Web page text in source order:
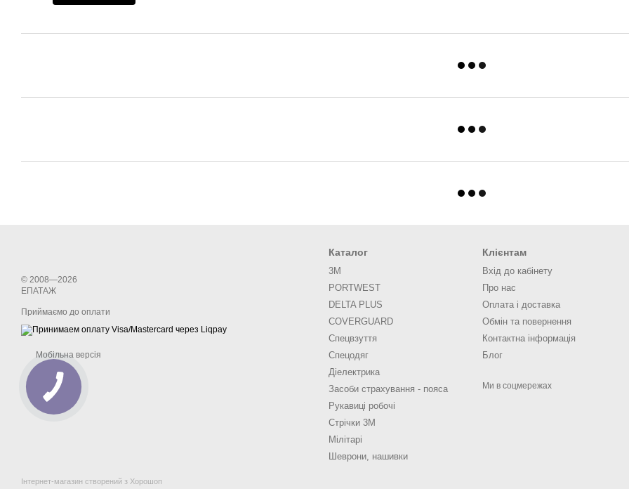
© 2008—2026
ЕПАТАЖ
Приймаємо до оплати
Мобільна версія
Інтернет-магазин створений з Хорошоп
Каталог
3M
PORTWEST
DELTA PLUS
COVERGUARD
Спецвзуття
Спецодяг
Діелектрика
Засоби страхування - пояса
Рукавиці робочі
Стрічки 3М
Мілітарі
Шеврони, нашивки
Клієнтам
Вхід до кабінету
Про нас
Оплата і доставка
Обмін та повернення
Контактна інформація
Блог
Ми в соцмережах